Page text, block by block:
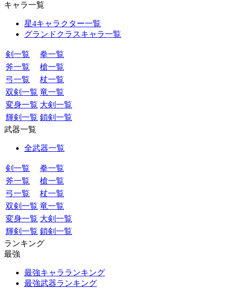
キャラ一覧
星4キャラクター一覧
グランドクラスキャラ一覧
剣一覧
拳一覧
斧一覧
槍一覧
弓一覧
杖一覧
双剣一覧 竜一覧
変身一覧 大剣一覧
輝剣一覧 鎖剣一覧
武器一覧
全武器一覧
剣一覧
拳一覧
斧一覧
槍一覧
弓一覧
杖一覧
双剣一覧 竜一覧
変身一覧 大剣一覧
輝剣一覧 鎖剣一覧
ランキング
最強
最強キャラランキング
最強武器ランキング